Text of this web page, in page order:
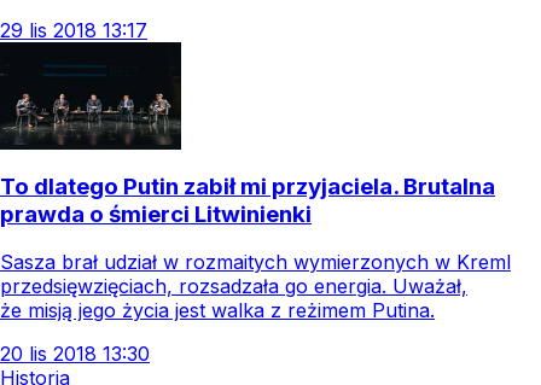
29 lis 2018 13:17
To dlatego Putin zabił mi przyjaciela. Brutalna
prawda o śmierci Litwinienki
Sasza brał udział w rozmaitych wymierzonych w Kreml
przedsięwzięciach, rozsadzała go energia. Uważał,
że misją jego życia jest walka z reżimem Putina.
20 lis 2018 13:30
Historia